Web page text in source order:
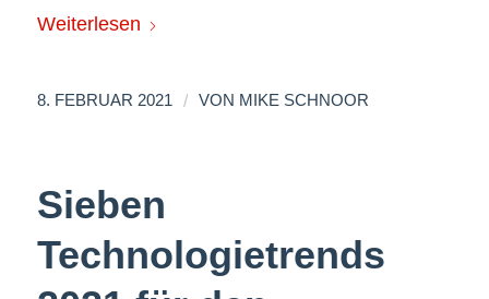
Weiterlesen
8. FEBRUAR 2021 / VON MIKE SCHNOOR
Sieben
Technologietrends